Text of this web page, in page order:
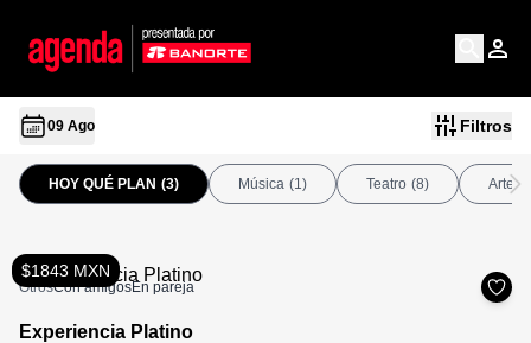
09 Ago Filtros
HOY QUÉ PLAN (3) Música (1) Teatro (8) Arte
$1843 MXN
OtrosCon amigosEn pareja
Experiencia Platino